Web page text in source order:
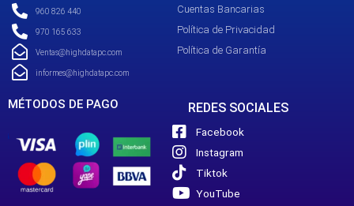
960 826 440
970 165 633
Ventas@highdatapc.com
informes@highdatapc.com
Cuentas Bancarias
Política de Privacidad
Política de Garantía
MÉTODOS DE PAGO REDES SOCIALES
Facebook
Instagram
Tiktok
YouTube